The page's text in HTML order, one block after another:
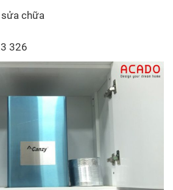
sửa chữa
326